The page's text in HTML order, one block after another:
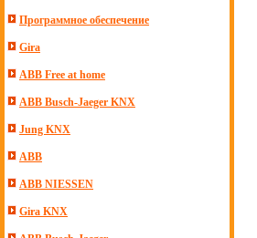
Программное обеспечение
Gira
ABB Free at home
ABB Busch-Jaeger KNX
Jung KNX
ABB
ABB NIESSEN
Gira KNX